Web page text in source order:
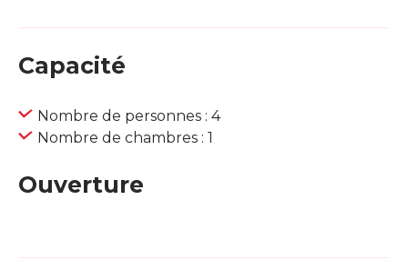
Capacité
Nombre de personnes : 4
Nombre de chambres : 1
Ouverture